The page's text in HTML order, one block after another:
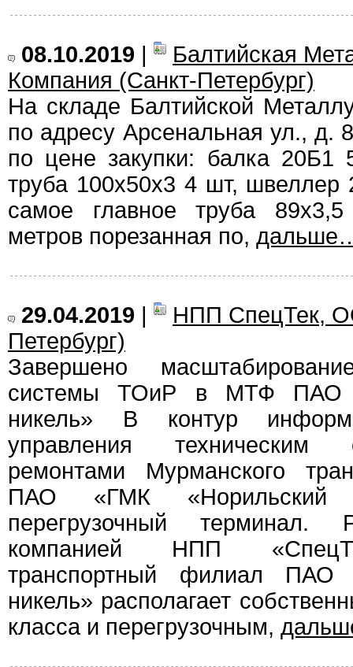
08.10.2019 |
Балтийская
Компания (Санкт-Петербург)
На складе Балтийской
по адресу Арсенальная ул., д.
по цене закупки: балка
труба 100х50х3 4 шт,
самое главное труба
метров порезанная по,
29.04.2019 |
НПП СпецТек,
Петербург)
Завершено
системы ТОиР в МТФ ПАО
никель» В контур
управления техническим
ремонтами Мурманского
ПАО «ГМК «Норильский
перегрузочный терминал.
компанией НПП
транспортный филиал ПАО
никель» располагает
класса и перегрузочным,